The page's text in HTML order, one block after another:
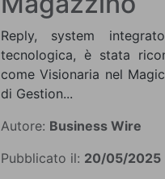
Reply, system
tecnologica, è stata
come Visionaria nel
di Gestion...
Autore: Business Wire
Pubblicato il: 20/05/2025